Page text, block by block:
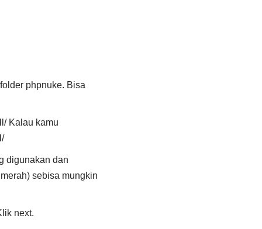
phpnuke. Bisa
Kalau kamu
digunakan dan
sebisa mungkin
next.